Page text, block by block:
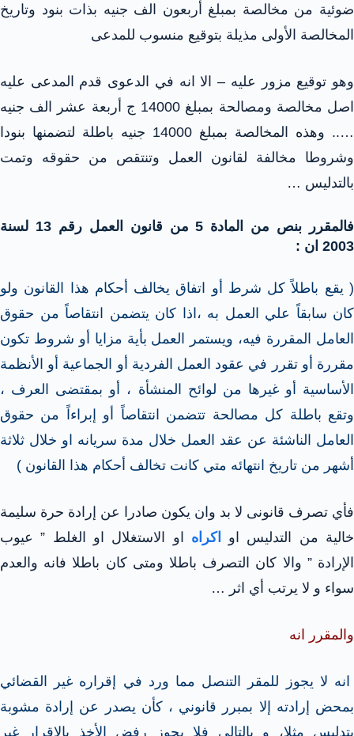
ضوئية من مخالصة بمبلغ أربعون الف جنيه بذات بنود وتاريخ
المخالصة الأولى مذيلة بتوقيع منسوب للمدعى
وهو توقيع مزور عليه – الا انه في الدعوى قدم المدعى عليه
اصل مخالصة ومصالحة بمبلغ 14000 ج أربعة عشر الف جنيه
….. وهذه المخالصة بمبلغ 14000 جنيه باطلة لتضمنها بنودا
وشروطا مخالفة لقانون العمل وتنتقص من حقوقه وتمت
بالتدليس …
فالمقرر بنص من المادة 5 من قانون العمل رقم 13 لسنة
2003 ان :
( يقع باطلاً كل شرط أو اتفاق يخالف أحكام هذا القانون ولو
كان سابقاً علي العمل به ،اذا كان يتضمن انتقاصاً من حقوق
العامل المقررة فيه، ويستمر العمل بأية مزايا أو شروط تكون
مقررة أو تقرر في عقود العمل الفردية أو الجماعية أو الأنظمة
الأساسية أو غيرها من لوائح المنشأة ، أو بمقتضى العرف ،
وتقع باطلة كل مصالحة تتضمن انتقاصاً أو إبراءاً من حقوق
العامل الناشئة عن عقد العمل خلال مدة سريانه او خلال ثلاثة
أشهر من تاريخ انتهائه متي كانت تخالف أحكام هذا القانون )
فأي تصرف قانونى لا بد وان يكون صادرا عن إرادة حرة سليمة
خالية من التدليس او
اكراه او الاستغلال او الغلط ” عيوب
الإرادة ” والا كان التصرف باطلا ومتى كان باطلا فانه والعدم
سواء و لا يرتب أي اثر …
والمقرر انه
انه لا يجوز للمقر التنصل مما ورد في إقراره غير القضائي
بمحض إرادته إلا بمبرر قانوني ، كأن يصدر عن إرادة مشوبة
بتدليس مثلا، و بالتالي فلا يجوز رفض الأخذ بالإقرار غير